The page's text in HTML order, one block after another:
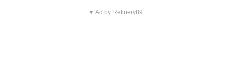
▼ Ad by Refinery89